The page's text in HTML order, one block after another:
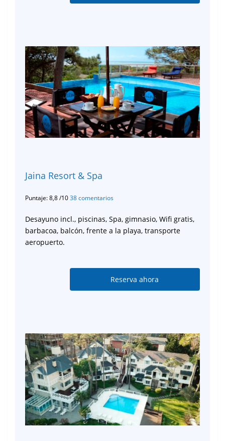
Jaina Resort & Spa
Puntaje: 8,8 /1038 comentarios
Desayuno incl., piscinas, Spa, gimnasio, Wifi gratis,
barbacoa, balcón, frente a la playa, transporte
aeropuerto.
Reserva ahora